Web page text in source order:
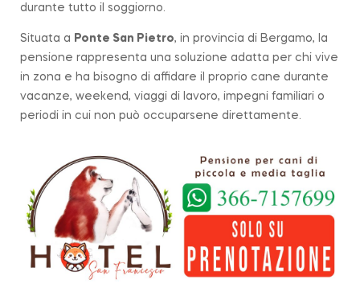
durante tutto il soggiorno.
Situata a Ponte San Pietro, in provincia di Bergamo, la
pensione rappresenta una soluzione adatta per chi vive
in zona e ha bisogno di affidare il proprio cane durante
vacanze, weekend, viaggi di lavoro, impegni familiari o
periodi in cui non può occuparsene direttamente.